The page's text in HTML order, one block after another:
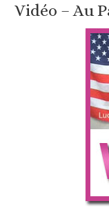
Vidéo – Au